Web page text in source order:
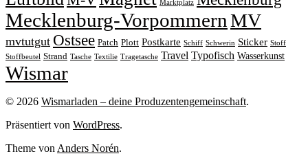
Marktplatz
Mecklenburg-VorpommernMV
mvtutgut Ostsee Patch Plott Postkarte Schiff Schwerin Sticker Stoff
Stoffbeutel Strand Tasche Textilie Tragetasche Travel Typofisch Wasserkunst
Wismar
© 2026 Wismarladen – deine Produzentengemeinschaft.
Präsentiert von WordPress.
Theme von Anders Norén.